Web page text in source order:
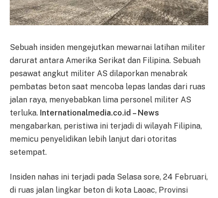
Sebuah insiden mengejutkan mewarnai latihan militer
darurat antara Amerika Serikat dan Filipina. Sebuah
pesawat angkut militer AS dilaporkan menabrak
pembatas beton saat mencoba lepas landas dari ruas
jalan raya, menyebabkan lima personel militer AS
terluka. Internationalmedia.co.id – News
mengabarkan, peristiwa ini terjadi di wilayah Filipina,
memicu penyelidikan lebih lanjut dari otoritas
setempat.
Insiden nahas ini terjadi pada Selasa sore, 24 Februari,
di ruas jalan lingkar beton di kota Laoac, Provinsi